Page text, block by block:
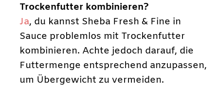
Trockenfutter kombinieren?
Ja, du kannst Sheba Fresh & Fine in
Sauce problemlos mit Trockenfutter
kombinieren. Achte jedoch darauf, die
Futtermenge entsprechend anzupassen,
um Übergewicht zu vermeiden.